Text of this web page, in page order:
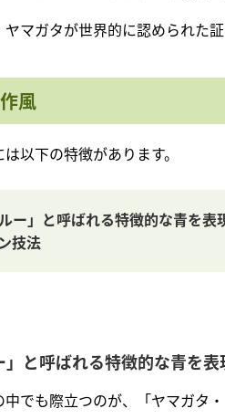
マガタが世界的に認められた証
風
以下の特徴があります。
ー」と呼ばれる特徴的な青を表
技法
」と呼ばれる特徴的な青を表
でも際立つのが、「ヤマガタ